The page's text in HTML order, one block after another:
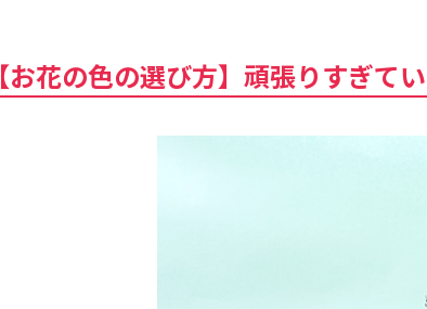
【お花の色の選び方】頑張りすぎて